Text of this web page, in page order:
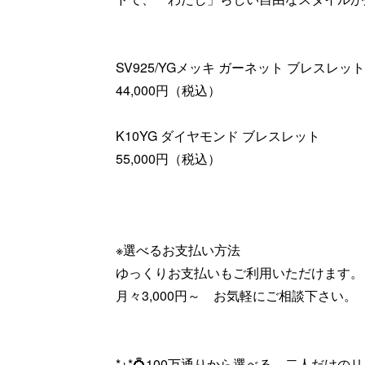
SV925/YGメッキ ガーネット ブレスレット
44,000円（税込）
K10YG ダイヤモンド ブレスレット
55,000円（税込）
※選べるお支払い方法
ゆっくりお支払いもご利用いただけます。
月々3,000円～ お気軽にご相談下さい。